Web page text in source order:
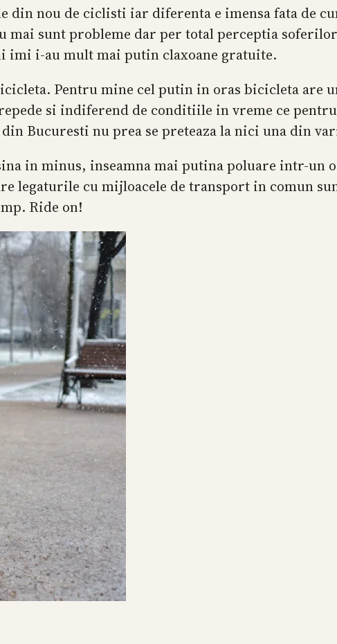
din nou de ciclisti iar diferenta e imensa fata de
mai sunt probleme dar per total perceptia
imi i-au mult mai putin claxoane gratuite.
Pentru mine cel putin in oras bicicleta are
si indiferend de conditiile in vreme ce
Bucuresti nu prea se preteaza la nici una din
in minus, inseamna mai putina poluare intr-un
legaturile cu mijloacele de transport in comun
Ride on!